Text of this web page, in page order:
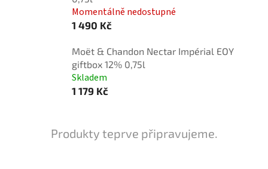
Momentálně nedostupné
1 490 Kč
Moët & Chandon Nectar Impérial EOY
giftbox 12% 0,75l
Skladem
1 179 Kč
Produkty teprve připravujeme.